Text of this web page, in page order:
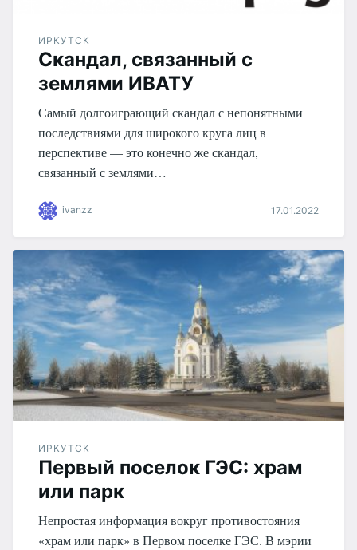
ИРКУТСК
Скандал, связанный с
землями ИВАТУ
Самый долгоиграющий скандал с непонятными
последствиями для широкого круга лиц в
перспективе — это конечно же скандал,
связанный с землями…
ivanzz 17.01.2022
ИРКУТСК
Первый поселок ГЭС: храм
или парк
Непростая информация вокруг противостояния
«храм или парк» в Первом поселке ГЭС. В мэрии